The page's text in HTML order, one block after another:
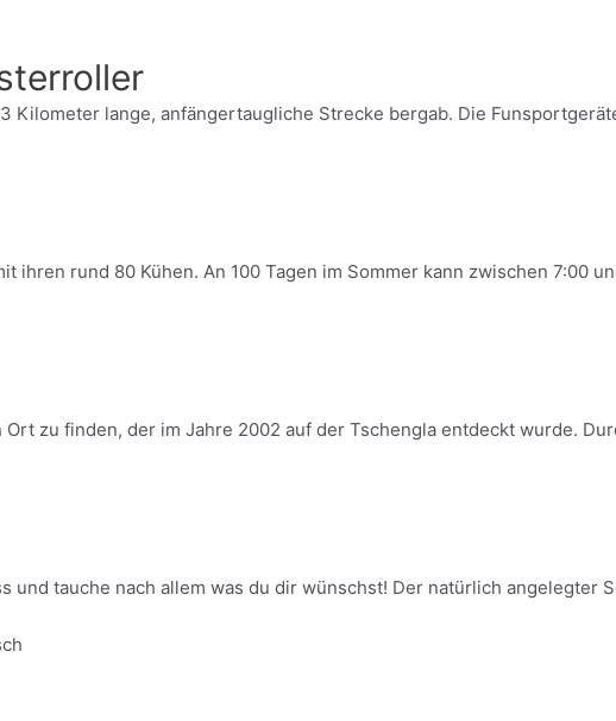
Kilometer lange, anfängertaugliche Strecke bergab. Die
ihren rund 80 Kühen. An 100 Tagen im Sommer kann zwischen 7:00
zu finden, der im Jahre 2002 auf der Tschengla entdeckt wurde.
und tauche nach allem was du dir wünschst! Der natürlich angelegter